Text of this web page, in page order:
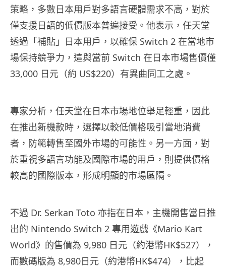
策略，多數日本用戶對多語言硬體需求不高，對於
僅支援日語的低價版本普遍接受。他表示，任天堂
透過「補貼」日本用戶，以確保 Switch 2 在當地市
場保持競爭力，這與當前 Switch 在日本市場售價僅
33,000 日元（約 US$220）有異曲同工之處。
專家分析，任天堂在日本市場地位舉足輕重，因此
在推出新機款時，選擇以較低價格吸引當地消費
者，防範轉售至國外市場的可能性。另一方面，對
於重視多語言功能及國際市場的用戶，則提供價格
較高的國際版本，形成明顯的市場區隔。
不過 Dr. Serkan Toto 亦指在日本，主機開售當日推
出的 Nintendo Switch 2 專用遊戲《Mario Kart
World》的售價為 9,980 日元（約港幣HK$527），
而數碼版為 8,980日元（約港幣HK$474），比起